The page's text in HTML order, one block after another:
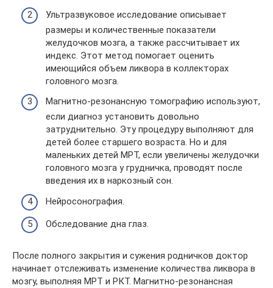
Ультразвуковое исследование описывает
размеры и количественные показатели
желудочков мозга, а также рассчитывает их
индекс. Этот метод помогает оценить
имеющийся объем ликвора в коллекторах
головного мозга.
Магнитно-резонансную томографию используют,
если диагноз установить довольно
затруднительно. Эту процедуру выполняют для
детей более старшего возраста. Но и для
маленьких детей МРТ, если увеличены желудочки
головного мозга у грудничка, проводят после
введения их в наркозный сон.
Нейросонография.
Обследование дна глаз.
После полного закрытия и сужения родничков доктор
начинает отслеживать изменение количества ликвора в
мозгу, выполняя МРТ и РКТ. Магнитно-резонансная